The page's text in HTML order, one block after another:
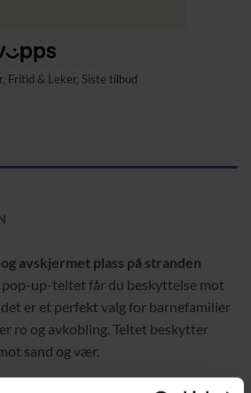
, Fritid & Leker, Siste tilbud
avskjermet plass på stranden
up-teltet får du beskyttelse mot
er et perfekt valg for barnefamilier
ro og avkobling. Teltet beskytter
sand og vær.